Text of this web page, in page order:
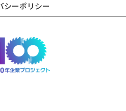
シーポリシー